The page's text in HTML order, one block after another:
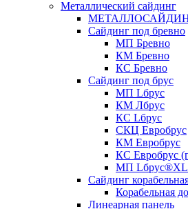
Металлический сайдинг
Сайдинг под бревно
МП Бревно
КМ Бревно
КС Бревно
Сайдинг под брус
МП Lбрус
КМ Лбрус
КС Lбрус
СКЦ Евробрус
КМ Евробрус
КС Евробрус
МП Lбрус®XL
Сайдинг
Корабельная
Линеарная панель